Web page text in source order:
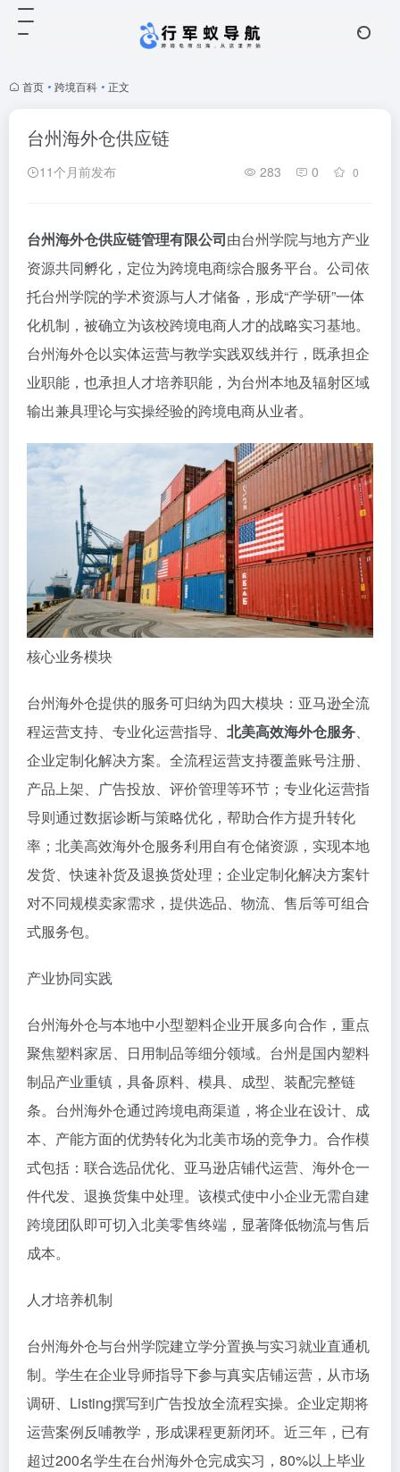
首页 • 跨境百科 • 正文
台州海外仓供应链
11个月前发布 283 0 0
台州海外仓供应链管理有限公司由台州学院与地方产业
资源共同孵化，定位为跨境电商综合服务平台。公司依
托台州学院的学术资源与人才储备，形成“产学研”一体
化机制，被确立为该校跨境电商人才的战略实习基地。
台州海外仓以实体运营与教学实践双线并行，既承担企
业职能，也承担人才培养职能，为台州本地及辐射区域
输出兼具理论与实操经验的跨境电商从业者。
核心业务模块
台州海外仓提供的服务可归纳为四大模块：亚马逊全流
程运营支持、专业化运营指导、 北美高效海外仓服务、
企业定制化解决方案。全流程运营支持覆盖账号注册、
产品上架、广告投放、评价管理等环节；专业化运营指
导则通过数据诊断与策略优化，帮助合作方提升转化
率；北美高效海外仓服务利用自有仓储资源，实现本地
发货、快速补货及退换货处理；企业定制化解决方案针
对不同规模卖家需求，提供选品、物流、售后等可组合
式服务包。
产业协同实践
台州海外仓与本地中小型塑料企业开展多向合作，重点
聚焦塑料家居、日用制品等细分领域。台州是国内塑料
制品产业重镇，具备原料、模具、成型、装配完整链
条。台州海外仓通过跨境电商渠道，将企业在设计、成
本、产能方面的优势转化为北美市场的竞争力。合作模
式包括：联合选品优化、亚马逊店铺代运营、海外仓一
件代发、退换货集中处理。该模式使中小企业无需自建
跨境团队即可切入北美零售终端，显著降低物流与售后
成本。
人才培养机制
台州海外仓与台州学院建立学分置换与实习就业直通机
制。学生在企业导师指导下参与真实店铺运营，从市场
调研、Listing撰写到广告投放全流程实操。企业定期将
运营案例反哺教学，形成课程更新闭环。近三年，已有
超过200名学生在台州海外仓完成实习，80%以上毕业